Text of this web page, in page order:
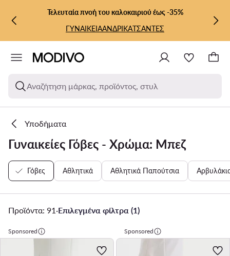
ΜΕΤΆΒΑΣΗ ΣΤΟ ΚΎΡΙΟ ΠΕΡΙΕΧΌΜΕΝΟ
ΜΕΤΆΒΑΣΗ ΣΤΗΝ ΑΝΑΖΉΤΗΣΗ
Τελευταία πνοή του καλοκαιριού έως -35%
ΓΥΝΑΙΚΕΙΑΑΝΔΡΙΚΑΤΣΑΝΤΕΣ
Αναζήτηση μάρκας, προϊόντος, στυλ
Υποδήματα
Γυναικείες Γόβες - Χρώμα: Μπεζ
Γόβες Αθλητικά Αθλητικά Παπούτσια
Προϊόντα: 91 ·Επιλεγμένα φίλτρα (1)
Sponsored Sponsored